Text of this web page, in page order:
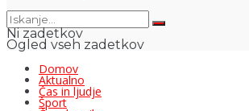
Ni zadetkov
Ogled vseh zadetkov
Domov
Aktualno
Čas in ljudje
Šport